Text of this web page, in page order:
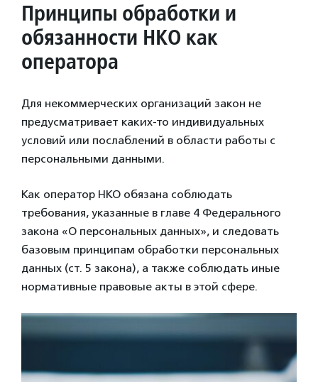
Принципы обработки и
обязанности НКО как
оператора
Для некоммерческих организаций закон не
предусматривает каких-то индивидуальных
условий или послаблений в области работы с
персональными данными.
Как оператор НКО обязана соблюдать
требования, указанные в главе 4 Федерального
закона «О персональных данных», и следовать
базовым принципам обработки персональных
данных (ст. 5 закона), а также соблюдать иные
нормативные правовые акты в этой сфере.